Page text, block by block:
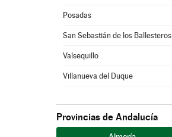
Posadas
San Sebastián de los Ballesteros
Valsequillo
Villanueva del Duque
Provincias de Andalucía